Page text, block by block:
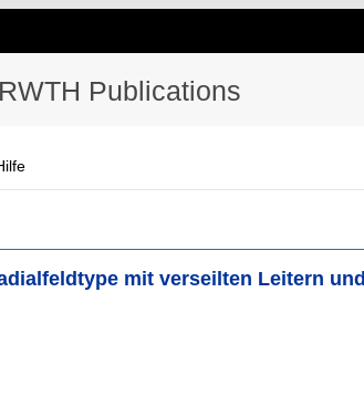
RWTH Publications
mit verseilten Leitern und